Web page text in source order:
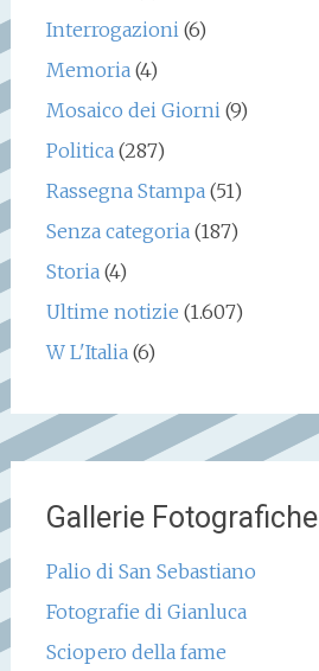
Interrogazioni(6)
Memoria(4)
Mosaico dei Giorni(9)
Politica(287)
Rassegna Stampa(51)
Senza categoria(187)
Storia(4)
Ultime notizie (1.607)
W L'Italia(6)
Gallerie Fotografiche
Palio di San Sebastiano
Fotografie di Gianluca
Sciopero della fame